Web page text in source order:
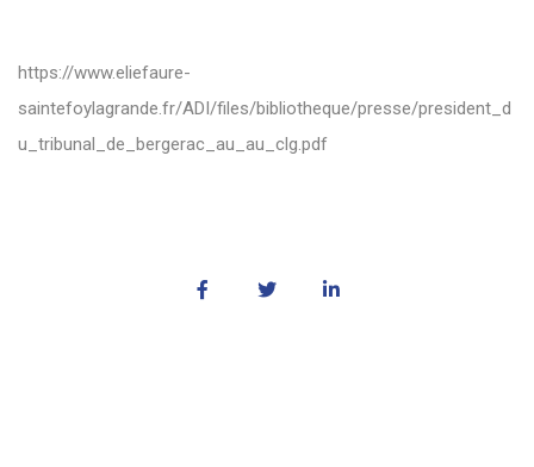
https://www.eliefaure-
saintefoylagrande.fr/ADI/files/bibliotheque/presse/president_d
u_tribunal_de_bergerac_au_au_clg.pdf